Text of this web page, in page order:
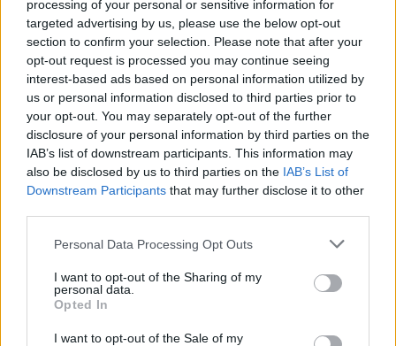
processing of your personal or sensitive information for
targeted advertising by us, please use the below opt-out
section to confirm your selection. Please note that after your
opt-out request is processed you may continue seeing
interest-based ads based on personal information utilized by
us or personal information disclosed to third parties prior to
your opt-out. You may separately opt-out of the further
disclosure of your personal information by third parties on the
IAB’s list of downstream participants. This information may
also be disclosed by us to third parties on the IAB’s List of
Downstream Participants that may further disclose it to other
Please note that this website/app uses one or more Google
not limited to your visit or usage behaviour. You may click to
grant or deny consent to Google and its third-party tags to
use your data for below specified purposes in below Google
consent section.
Personal Data Processing Opt Outs
I want to opt-out of the Sharing of my
personal data.
Opted In
I want to opt-out of the Sale of my
megnyugodhatunk. Ő természetesen ezúttal is
mindent elkövet, hogy a kiszabadítsa a doktort, hogy
elkapja Hapsburgot, és temérdek kötelessége és
tennivalója mellett, még arra is szakít időt, hogy
újból meghódítsa szerelmét, Jane-t, és a rejtélyes
körülmények között Detroitba jutó Nordbergről is
gondoskodik. (A "Mit keres Nordberg Detroitban?"
kérdés nekem már-már olyan közmondássá lett,
mint az, hogy"A nemzetközi helyzet egyre fokozódik."
De ez más tészta.)
Mindeközben pedig a néző is szokás szerint jókat